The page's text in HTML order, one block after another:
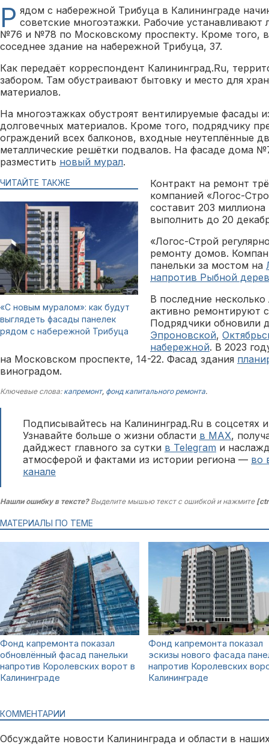
Р ядом с набережной Трибуца в Калининграде
советские многоэтажки. Рабочие устанавливают
№76 и №78 по Московскому проспекту. Кроме того,
соседнее здание на набережной Трибуца, 37.
Как передаёт корреспондент Калининград.Ru,
забором. Там обустраивают бытовку и место для
материалов.
На многоэтажках обустроят вентилируемые фасады
долговечных материалов. Кроме того, подрядчику
ограждений всех балконов, входные неутеплённые
металлические решётки подвалов. На фасаде дома
разместить новый мурал.
ЧИТАЙТЕ ТАКЖЕ
«С новым муралом»: как будут
выглядеть фасады панелек
рядом с набережной Трибуца
Контракт на ремонт
компанией «Логос-
составит 203
выполнить до 20
«Логос-Строй
ремонту домов.
панельки за мостом на
напротив Рыбной
В последние
активно ремонтируют
Подрядчики обновили
Эпроновской,
набережной. В 2023
на Московском проспекте, 14-22. Фасад здания
виноградом.
Ключевые слова: капремонт, фонд капитального ремонта.
Подписывайтесь на Калининград.Ru в соцсетях
Узнавайте больше о жизни области в MAX,
дайджест главного за сутки в Telegram и
атмосферой и фактами из истории региона — во
канале
Нашли ошибку в тексте?Выделите мышью текст с ошибкой и нажмите
МАТЕРИАЛЫ ПО ТЕМЕ
Фонд капремонта показал
обновлённый фасад панельки
напротив Королевских ворот в
Калининграде
Фонд капремонта показал
эскизы нового фасада
напротив Королевских
Калининграде
КОММЕНТАРИИ
Обсуждайте новости Калининграда и области в